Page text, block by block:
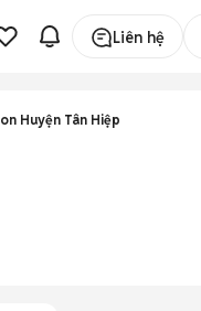
Liên hệ
Huyện Tân Hiệp